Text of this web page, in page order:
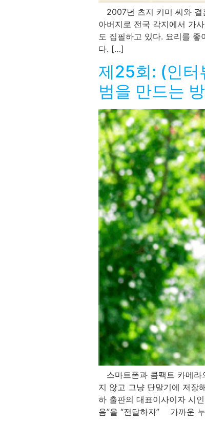
2007년 츠지 키미 씨와 결
아버지로 전국 각지에서 가
도 집필하고 있다. 요리를
다. […]
제25회: (인터
범을 만드는
스마트폰과 콤팩트 카메라
지 않고 그냥 단말기에 저장
하 출판의 대표이사이자 시
음”을 “전달하자” 가까운